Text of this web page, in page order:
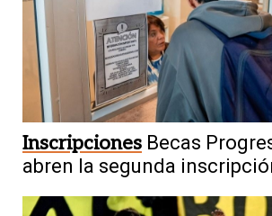
Inscripciones Becas
abren la segunda